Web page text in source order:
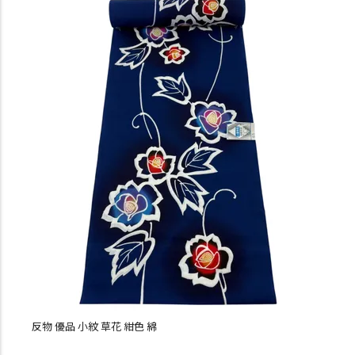
反物 優品 小紋 草花 紺色 綿